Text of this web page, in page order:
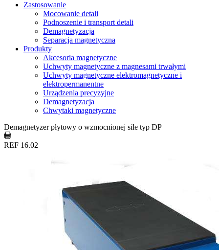
Zastosowanie
Mocowanie detali
Podnoszenie i transport detali
Demagnetyzacja
Separacja magnetyczna
Produkty
Akcesoria magnetyczne
Uchwyty magnetyczne z magnesami trwałymi
Uchwyty magnetyczne elektromagnetyczne i
elektropermanentne
Urządzenia precyzyjne
Demagnetyzacja
Chwytaki magnetyczne
Demagnetyzer płytowy o wzmocnionej sile typ DP
REF 16.02